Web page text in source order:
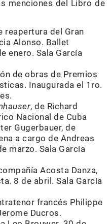
menciones del Libro de
reapertura del Gran
Alonso. Ballet
enero. Sala García
de obras de Premios
Inaugurada el 1ro.
, de Richard
Nacional de Cuba
Gugerbauer, de
a cargo de Andreas
marzo. Sala García
Acosta Danza,
8 de abril. Sala García
francés Philippe
Ducros.